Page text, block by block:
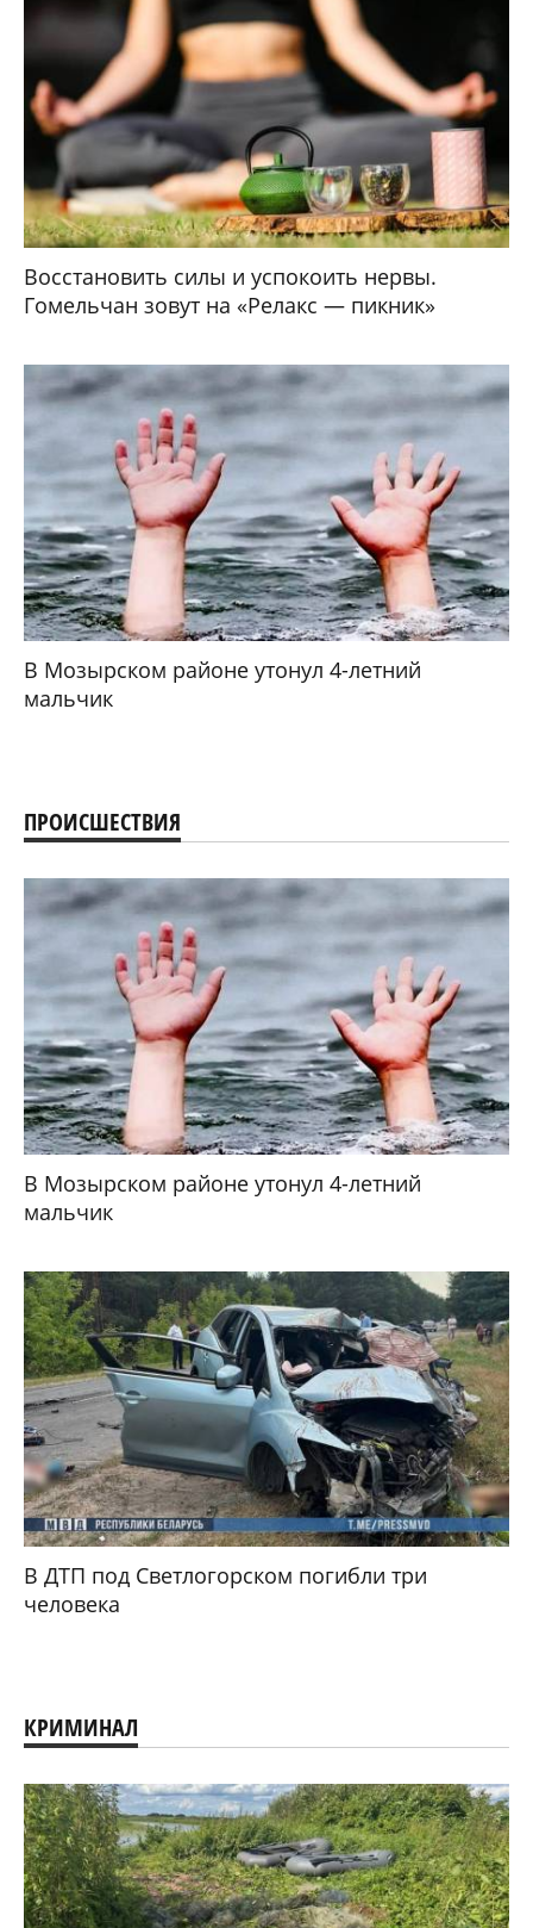
Восстановить силы и успокоить нервы.
Гомельчан зовут на «Релакс — пикник»
В Мозырском районе утонул 4-летний
мальчик
ПРОИСШЕСТВИЯ
В Мозырском районе утонул 4-летний
мальчик
В ДТП под Светлогорском погибли три
человека
КРИМИНАЛ